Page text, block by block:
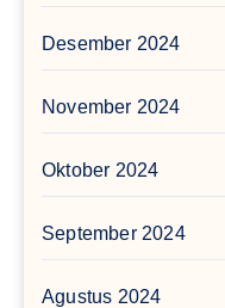
Desember 2024
November 2024
Oktober 2024
September 2024
Agustus 2024